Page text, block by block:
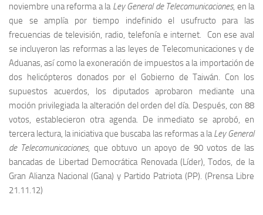
noviembre una reforma a la Ley General de Telecomunicaciones, en la
que se amplía por tiempo indefinido el usufructo para las
frecuencias de televisión, radio, telefonía e internet. Con ese aval
se incluyeron las reformas a las leyes de Telecomunicaciones y de
Aduanas, así como la exoneración de impuestos a la importación de
dos helicópteros donados por el Gobierno de Taiwán. Con los
supuestos acuerdos, los diputados aprobaron mediante una
moción privilegiada la alteración del orden del día. Después, con 88
votos, establecieron otra agenda. De inmediato se aprobó, en
tercera lectura, la iniciativa que buscaba las reformas a laLey General
de Telecomunicaciones, que obtuvo un apoyo de 90 votos de las
bancadas de Libertad Democrática Renovada (Líder), Todos, de la
Gran Alianza Nacional (Gana) y Partido Patriota (PP). (Prensa Libre
21.11.12)